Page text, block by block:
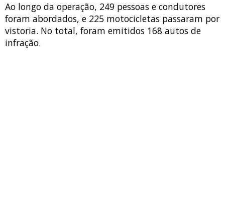
Ao longo da operação, 249 pessoas e condutores
foram abordados, e 225 motocicletas passaram por
vistoria. No total, foram emitidos 168 autos de
infração.